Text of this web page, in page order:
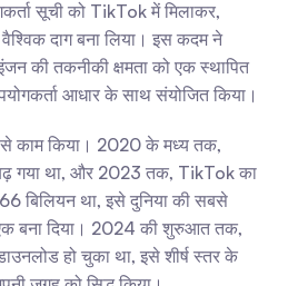
सूची को TikTok में मिलाकर,
दाग बना लिया। इस कदम ने
की तकनीकी क्षमता को एक स्थापित
आधार के साथ संयोजित किया।
से काम किया। 2020 के मध्य तक,
गया था, और 2023 तक, TikTok का
बिलियन था, इसे दुनिया की सबसे
बना दिया। 2024 की शुरुआत तक,
हो चुका था, इसे शीर्ष स्तर के